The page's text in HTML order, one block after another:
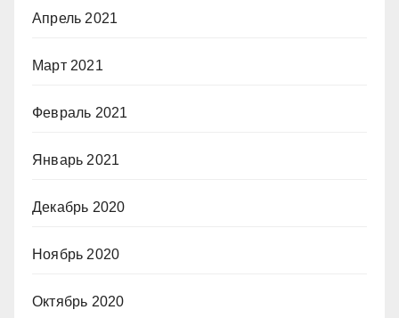
Апрель 2021
Март 2021
Февраль 2021
Январь 2021
Декабрь 2020
Ноябрь 2020
Октябрь 2020